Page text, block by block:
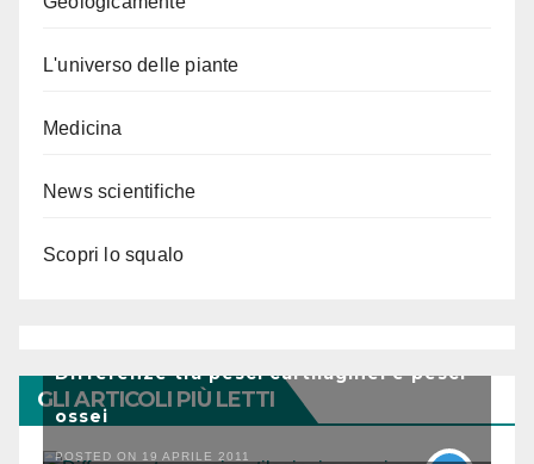
L'universo delle piante
Medicina
News scientifiche
Scopri lo squalo
GLI ARTICOLI PIÙ LETTI
Differenze tra pesci cartilaginei e pesci
ossei
POSTED ON 19 APRILE 2011